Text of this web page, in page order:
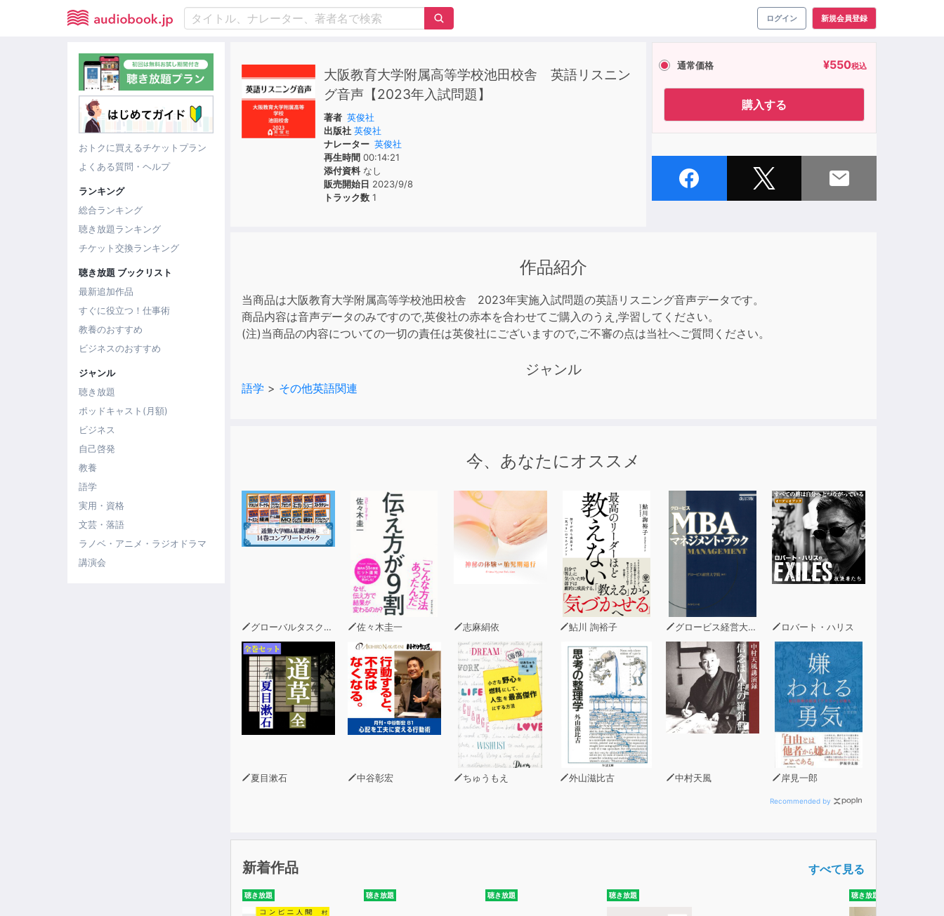
ログイン 新規会員登録
おトクに買えるチケットプラン
よくある質問・ヘルプ
ランキング
総合ランキング
聴き放題ランキング
チケット交換ランキング
聴き放題 ブックリスト
最新追加作品
すぐに役立つ！仕事術
教養のおすすめ
ビジネスのおすすめ
ジャンル
聴き放題
ポッドキャスト(月額)
ビジネス
自己啓発
教養
語学
実用・資格
文芸・落語
ラノベ・アニメ・ラジオドラマ
講演会
大阪教育大学附属高等学校池田校舎 英語リスニン
グ音声【2023年入試問題】
著者 英俊社
出版社 英俊社
ナレーター 英俊社
再生時間 00:14:21
添付資料なし
販売開始日 2023/9/8
トラック数 1
通常価格 ¥550税込
購入する
作品紹介
当商品は大阪教育大学附属高等学校池田校舎 2023年実施入試問題の英語リスニング音声データです。
商品内容は音声データのみですので,英俊社の赤本を合わせてご購入のうえ,学習してください。
(注)当商品の内容についての一切の責任は英俊社にございますので,ご不審の点は当社へご質問ください。
ジャンル
語学 > その他英語関連
今、あなたにオススメ
グローバルタスクフォース(著) 佐々木圭一 志麻絹依 鮎川 詢裕子 グロービス経営大学院 ロバート・ハリス
夏目漱石 中谷彰宏 ちゅうもえ 外山滋比古 中村天風 岸見一郎
Recommended by
新着作品 すべて見る
聴き放題 聴き放題 聴き放題 聴き放題 聴き放題